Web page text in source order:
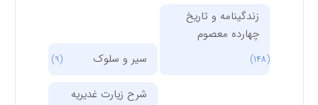
زندگینامه و تاریخ
چهارده معصوم
سیر و سلوک
شرح زیارت غدیریه